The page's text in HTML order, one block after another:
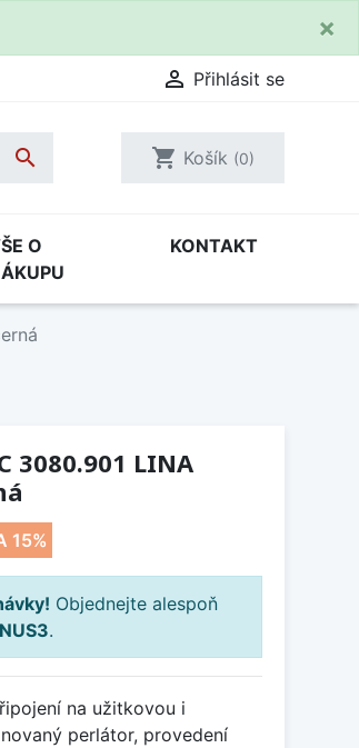
×
 Přihlásit se
 shopping_cart Košík (0)
O
KONTAKT
3080.901 LINA
15%
Objednejte alespoň
.
na užitkovou i
perlátor, provedení